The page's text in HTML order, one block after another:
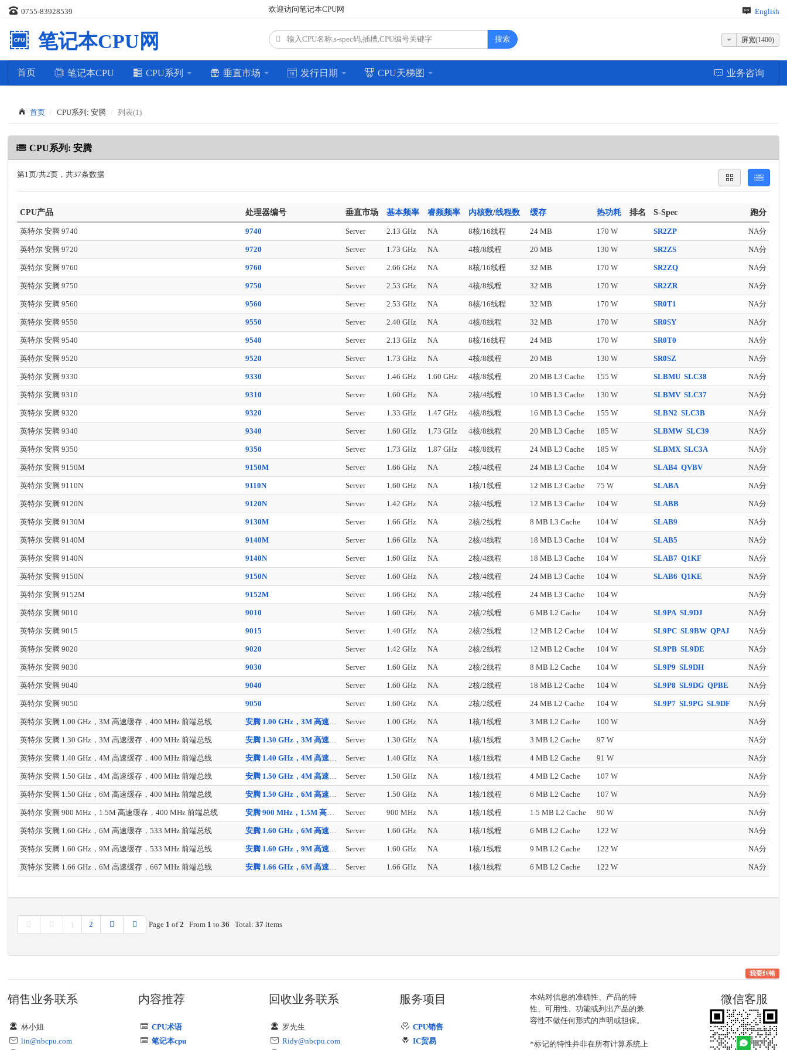
0755-83928539 欢迎访问笔记本CPU网 English
笔记本CPU网 搜索 屏宽(1400)
首页 笔记本CPU CPU系列 垂直市场 发行日期 CPU天梯图 业务咨询
首页 CPU系列: 安腾 列表(1)
CPU系列: 安腾
第1页/共2页，共37条数据
CPU产品 处理器编号 垂直市场 基本频率 睿频频率 内核数/线程数 缓存 热功耗 排名 S-Spec 跑分
英特尔 安腾 9740 9740 Server 2.13 GHz NA 8核/16线程 24 MB 170 W SR2ZP NA分
英特尔 安腾 9720 9720 Server 1.73 GHz NA 4核/8线程 20 MB 130 W SR2ZS NA分
英特尔 安腾 9760 9760 Server 2.66 GHz NA 8核/16线程 32 MB 170 W SR2ZQ NA分
英特尔 安腾 9750 9750 Server 2.53 GHz NA 4核/8线程 32 MB 170 W SR2ZR NA分
英特尔 安腾 9560 9560 Server 2.53 GHz NA 8核/16线程 32 MB 170 W SR0T1 NA分
英特尔 安腾 9550 9550 Server 2.40 GHz NA 4核/8线程 32 MB 170 W SR0SY NA分
英特尔 安腾 9540 9540 Server 2.13 GHz NA 8核/16线程 24 MB 170 W SR0T0 NA分
英特尔 安腾 9520 9520 Server 1.73 GHz NA 4核/8线程 20 MB 130 W SR0SZ NA分
英特尔 安腾 9330 9330 Server 1.46 GHz 1.60 GHz 4核/8线程 20 MB L3 Cache 155 W SLBMU SLC38 NA分
英特尔 安腾 9310 9310 Server 1.60 GHz NA 2核/4线程 10 MB L3 Cache 130 W SLBMV SLC37 NA分
英特尔 安腾 9320 9320 Server 1.33 GHz 1.47 GHz 4核/8线程 16 MB L3 Cache 155 W SLBN2 SLC3B NA分
英特尔 安腾 9340 9340 Server 1.60 GHz 1.73 GHz 4核/8线程 20 MB L3 Cache 185 W SLBMW SLC39 NA分
英特尔 安腾 9350 9350 Server 1.73 GHz 1.87 GHz 4核/8线程 24 MB L3 Cache 185 W SLBMX SLC3A NA分
英特尔 安腾 9150M 9150M Server 1.66 GHz NA 2核/4线程 24 MB L3 Cache 104 W SLAB4 QVBV NA分
英特尔 安腾 9110N 9110N Server 1.60 GHz NA 1核/1线程 12 MB L3 Cache 75 W SLABA NA分
英特尔 安腾 9120N 9120N Server 1.42 GHz NA 2核/4线程 12 MB L3 Cache 104 W SLABB NA分
英特尔 安腾 9130M 9130M Server 1.66 GHz NA 2核/2线程 8 MB L3 Cache 104 W SLAB9 NA分
英特尔 安腾 9140M 9140M Server 1.66 GHz NA 2核/4线程 18 MB L3 Cache 104 W SLAB5 NA分
英特尔 安腾 9140N 9140N Server 1.60 GHz NA 2核/4线程 18 MB L3 Cache 104 W SLAB7 Q1KF NA分
英特尔 安腾 9150N 9150N Server 1.60 GHz NA 2核/4线程 24 MB L3 Cache 104 W SLAB6 Q1KE NA分
英特尔 安腾 9152M 9152M Server 1.66 GHz NA 2核/4线程 24 MB L3 Cache 104 W NA分
英特尔 安腾 9010 9010 Server 1.60 GHz NA 2核/2线程 6 MB L2 Cache 104 W SL9PA SL9DJ NA分
英特尔 安腾 9015 9015 Server 1.40 GHz NA 2核/2线程 12 MB L2 Cache 104 W SL9PC SL9BW QPAJ NA分
英特尔 安腾 9020 9020 Server 1.42 GHz NA 2核/2线程 12 MB L2 Cache 104 W SL9PB SL9DE NA分
英特尔 安腾 9030 9030 Server 1.60 GHz NA 2核/2线程 8 MB L2 Cache 104 W SL9P9 SL9DH NA分
英特尔 安腾 9040 9040 Server 1.60 GHz NA 2核/2线程 18 MB L2 Cache 104 W SL9P8 SL9DG QPBE NA分
英特尔 安腾 9050 9050 Server 1.60 GHz NA 2核/2线程 24 MB L2 Cache 104 W SL9P7 SL9PG SL9DF NA分
英特尔 安腾 1.00 GHz，3M 高速缓存，400 MHz 前端总线 安腾 1.00 GHz，3M 高速缓存，400 MHz 前端总线 Server 1.00 GHz NA 1核/1线程 3 MB L2 Cache 100 W NA分
英特尔 安腾 1.30 GHz，3M 高速缓存，400 MHz 前端总线 安腾 1.30 GHz，3M 高速缓存，400 MHz 前端总线 Server 1.30 GHz NA 1核/1线程 3 MB L2 Cache 97 W NA分
英特尔 安腾 1.40 GHz，4M 高速缓存，400 MHz 前端总线 安腾 1.40 GHz，4M 高速缓存，400 MHz 前端总线 Server 1.40 GHz NA 1核/1线程 4 MB L2 Cache 91 W NA分
英特尔 安腾 1.50 GHz，4M 高速缓存，400 MHz 前端总线 安腾 1.50 GHz，4M 高速缓存，400 MHz 前端总线 Server 1.50 GHz NA 1核/1线程 4 MB L2 Cache 107 W NA分
英特尔 安腾 1.50 GHz，6M 高速缓存，400 MHz 前端总线 安腾 1.50 GHz，6M 高速缓存，400 MHz 前端总线 Server 1.50 GHz NA 1核/1线程 6 MB L2 Cache 107 W NA分
英特尔 安腾 900 MHz，1.5M 高速缓存，400 MHz 前端总线 安腾 900 MHz，1.5M 高速缓存，400 MHz 前端总线 Server 900 MHz NA 1核/1线程 1.5 MB L2 Cache 90 W NA分
英特尔 安腾 1.60 GHz，6M 高速缓存，533 MHz 前端总线 安腾 1.60 GHz，6M 高速缓存，533 MHz 前端总线 Server 1.60 GHz NA 1核/1线程 6 MB L2 Cache 122 W NA分
英特尔 安腾 1.60 GHz，9M 高速缓存，533 MHz 前端总线 安腾 1.60 GHz，9M 高速缓存，533 MHz 前端总线 Server 1.60 GHz NA 1核/1线程 9 MB L2 Cache 122 W NA分
英特尔 安腾 1.66 GHz，6M 高速缓存，667 MHz 前端总线 安腾 1.66 GHz，6M 高速缓存，667 MHz 前端总线 Server 1.66 GHz NA 1核/1线程 6 MB L2 Cache 122 W NA分
1 2 Page 1 of2 From 1 to36 Total:37 items
我要纠错
销售业务联系
林小姐
lin@nbcpu.com
内容推荐
CPU术语
笔记本cpu
回收业务联系
罗先生
Ridy@nbcpu.com
服务项目
CPU销售
IC贸易
本站对信息的准确性、产品的特
性、可用性、功能或列出产品的兼
容性不做任何形式的声明或担保。
*标记的特性并非在所有计算系统上
微信客服